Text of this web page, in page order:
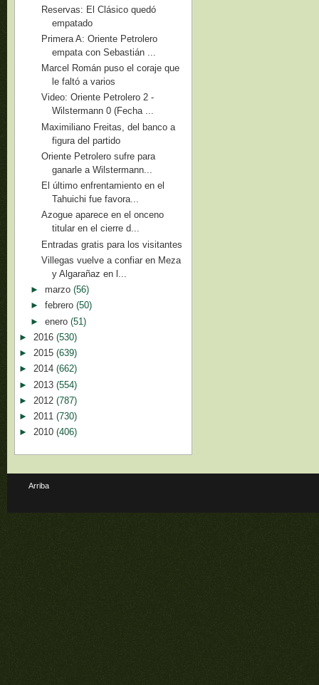
Reservas: El Clásico quedó
empatado
Primera A: Oriente Petrolero
empata con Sebastián ...
Marcel Román puso el coraje que
le faltó a varios
Video: Oriente Petrolero 2 -
Wilstermann 0 (Fecha ...
Maximiliano Freitas, del banco a
figura del partido
Oriente Petrolero sufre para
ganarle a Wilstermann...
El último enfrentamiento en el
Tahuichi fue favora...
Azogue aparece en el onceno
titular en el cierre d...
Entradas gratis para los visitantes
Villegas vuelve a confiar en Meza
y Algarañaz en l...
► marzo (56)
► febrero (50)
► enero (51)
► 2016 (530)
► 2015 (639)
► 2014 (662)
► 2013 (554)
► 2012 (787)
► 2011 (730)
► 2010 (406)
Arriba